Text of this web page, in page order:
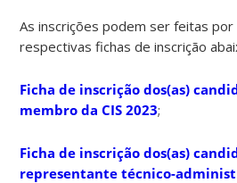
As inscrições podem ser feitas por
respectivas fichas de inscrição
Ficha de inscrição dos(as)
membro da CIS 2023;
Ficha de inscrição dos(as)
representante técnico-